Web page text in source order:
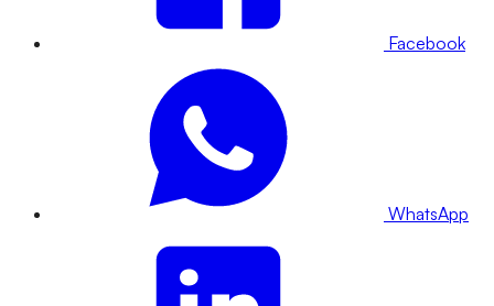
Facebook
WhatsApp